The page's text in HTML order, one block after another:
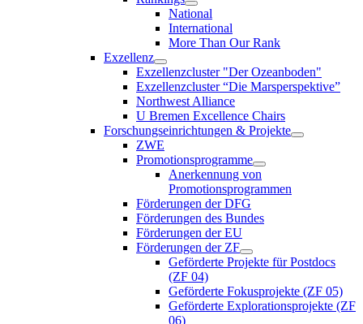
National
International
More Than Our Rank
Exzellenz
Exzellenzcluster "Der Ozeanboden"
Exzellenzcluster “Die Marsperspektive”
Northwest Alliance
U Bremen Excellence Chairs
Forschungseinrichtungen & Projekte
ZWE
Promotionsprogramme
Anerkennung von
Promotionsprogrammen
Förderungen der DFG
Förderungen des Bundes
Förderungen der EU
Förderungen der ZF
Geförderte Projekte für Postdocs
(ZF 04)
Geförderte Fokusprojekte (ZF 05)
Geförderte Explorationsprojekte (ZF
06)